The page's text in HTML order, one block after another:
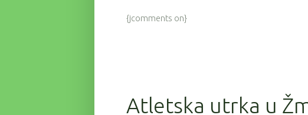
{jcomments on}
Atletska utrka u